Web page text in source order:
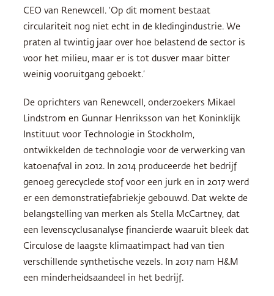
CEO van Renewcell. ‘Op dit moment bestaat
circulariteit nog niet echt in de kledingindustrie. We
praten al twintig jaar over hoe belastend de sector is
voor het milieu, maar er is tot dusver maar bitter
weinig vooruitgang geboekt.’
De oprichters van Renewcell, onderzoekers Mikael
Lindstrom en Gunnar Henriksson van het Koninklijk
Instituut voor Technologie in Stockholm,
ontwikkelden de technologie voor de verwerking van
katoenafval in 2012. In 2014 produceerde het bedrijf
genoeg gerecyclede stof voor een jurk en in 2017 werd
er een demonstratiefabriekje gebouwd. Dat wekte de
belangstelling van merken als Stella McCartney, dat
een levenscyclusanalyse financierde waaruit bleek dat
Circulose de laagste klimaatimpact had van tien
verschillende synthetische vezels. In 2017 nam H&M
een minderheidsaandeel in het bedrijf.